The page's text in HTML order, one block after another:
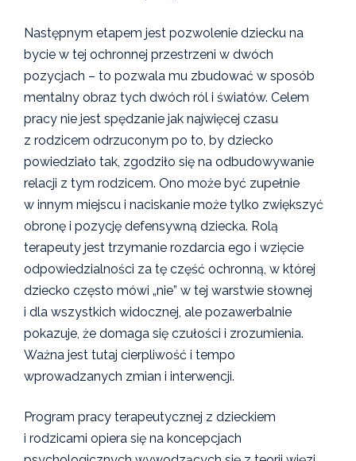
Następnym etapem jest pozwolenie dziecku na
bycie w tej ochronnej przestrzeni w dwóch
pozycjach – to pozwala mu zbudować w sposób
mentalny obraz tych dwóch ról i światów. Celem
pracy nie jest spędzanie jak najwięcej czasu
z rodzicem odrzuconym po to, by dziecko
powiedziało tak, zgodziło się na odbudowywanie
relacji z tym rodzicem. Ono może być zupełnie
w innym miejscu i naciskanie może tylko zwiększyć
obronę i pozycję defensywną dziecka. Rolą
terapeuty jest trzymanie rozdarcia ego i wzięcie
odpowiedzialności za tę część ochronną, w której
dziecko często mówi „nie” w tej warstwie słownej
i dla wszystkich widocznej, ale pozawerbalnie
pokazuje, że domaga się czułości i zrozumienia.
Ważna jest tutaj cierpliwość i tempo
wprowadzanych zmian i interwencji.
Program pracy terapeutycznej z dzieckiem
i rodzicami opiera się na koncepcjach